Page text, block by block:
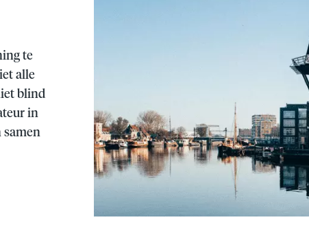
te
alle
blind
in
samen